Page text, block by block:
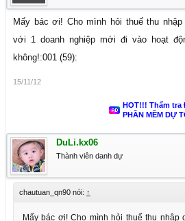
Mấy bác ơi! Cho mình hỏi thuế thu nhập
với 1 doanh nghiệp mới đi vào hoạt
không!:001 (59):
15/11/12
HOT!!! Thẩm
PHẦN MỀM DỰ
DuLi.kx06
Thành viên danh dự
chautuan_qn90 nói: ↑
Mấy bác ơi! Cho mình hỏi thuế thu nhập